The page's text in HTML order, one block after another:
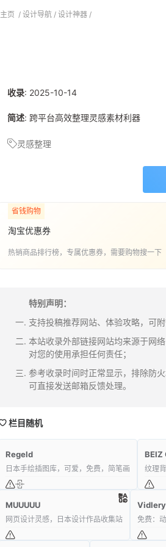
主页 / 设计导航 / 设计神器 /
收录: 2025-10-14
简述: 跨平台高效整理灵感素材利器
灵感整理
省钱购物
淘宝优惠券
热销商品排行榜，专属优惠券，需要购物搜一下
特别声明：
支持投稿推荐网站、体验攻略，可
本站收录外部链接网站均来源于网
对您的使用承担任何责任；
参考收录时间时正常显示，排除防
可直接发送邮箱反馈处理。
栏目随机
Regeld
日本手绘插图库，可爱，免费，简笔画
BEIZ
纹理
MUUUUU
网页设计灵感，日本设计作品收集站
Vidlery
免费：